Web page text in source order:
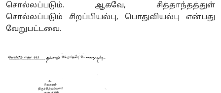
சொல்லப்படும். ஆகவே, சித்தாந்தத்துள்
சொல்லப்படும் சிறப்பியல்பு, பொதுவியல்பு என்பது
வேறுபட்டவை.